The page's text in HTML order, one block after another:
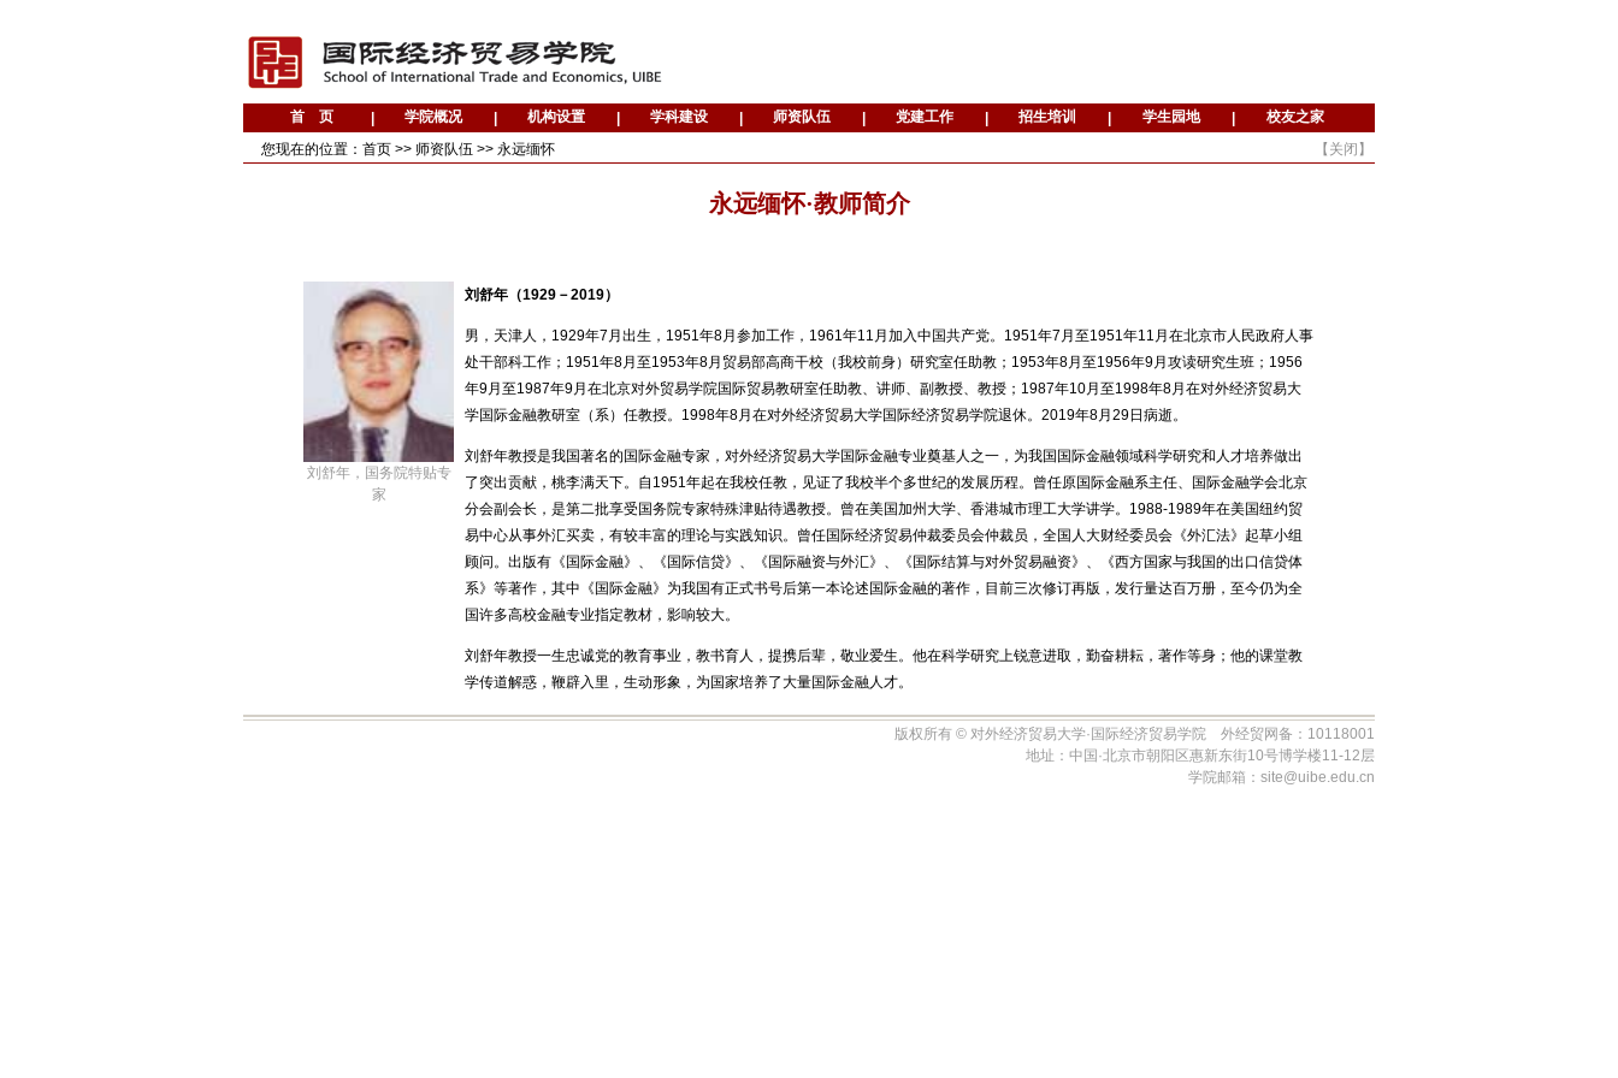
您现在的位置： 首页 >> 师资队伍 >> 永远缅怀 【 关闭 】
永远缅怀·教师简介
刘舒年，国务院特贴专
家
刘舒年（1929－2019）
男，天津人，1929年7月出生，1951年8月参加工作，1961年11月加入中国共产党。1951年7月至1951年11月在北京市人民政府人事
处干部科工作；1951年8月至1953年8月贸易部高商干校（我校前身）研究室任助教；1953年8月至1956年9月攻读研究生班；1956
年9月至1987年9月在北京对外贸易学院国际贸易教研室任助教、讲师、副教授、教授；1987年10月至1998年8月在对外经济贸易大
学国际金融教研室（系）任教授。1998年8月在对外经济贸易大学国际经济贸易学院退休。2019年8月29日病逝。
刘舒年教授是我国著名的国际金融专家，对外经济贸易大学国际金融专业奠基人之一，为我国国际金融领域科学研究和人才培养做出
了突出贡献，桃李满天下。自1951年起在我校任教，见证了我校半个多世纪的发展历程。曾任原国际金融系主任、国际金融学会北京
分会副会长，是第二批享受国务院专家特殊津贴待遇教授。曾在美国加州大学、香港城市理工大学讲学。1988-1989年在美国纽约贸
易中心从事外汇买卖，有较丰富的理论与实践知识。曾任国际经济贸易仲裁委员会仲裁员，全国人大财经委员会《外汇法》起草小组
顾问。出版有《国际金融》、《国际信贷》、《国际融资与外汇》、《国际结算与对外贸易融资》、《西方国家与我国的出口信贷体
系》等著作，其中《国际金融》为我国有正式书号后第一本论述国际金融的著作，目前三次修订再版，发行量达百万册，至今仍为全
国许多高校金融专业指定教材，影响较大。
刘舒年教授一生忠诚党的教育事业，教书育人，提携后辈，敬业爱生。他在科学研究上锐意进取，勤奋耕耘，著作等身；他的课堂教
学传道解惑，鞭辟入里，生动形象，为国家培养了大量国际金融人才。